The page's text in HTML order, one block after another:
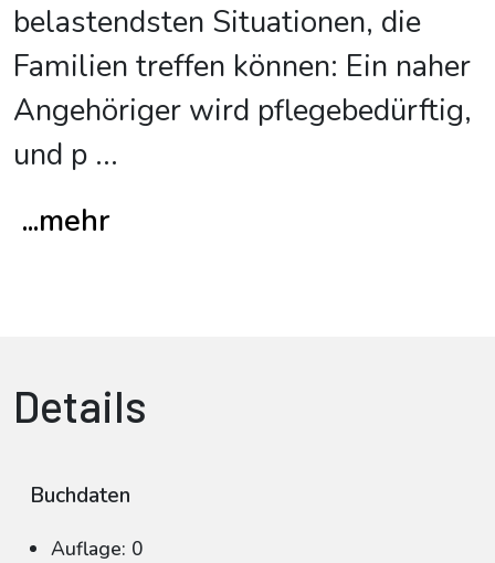
belastendsten Situationen, die
Familien treffen können: Ein naher
Angehöriger wird pflegebedürftig,
und p ...
...mehr
Details
Buchdaten
Auflage: 0